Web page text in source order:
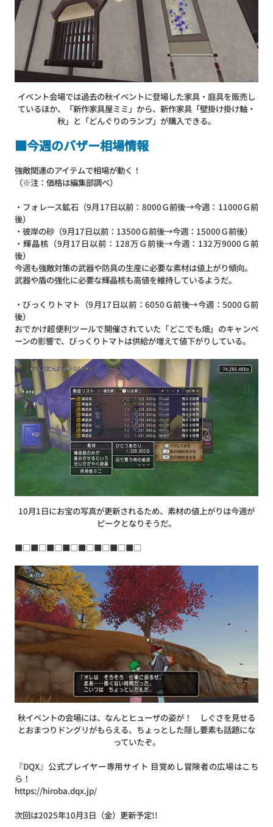
イベント会場では過去の秋イベントに登場した家具・庭具を販売し
ているほか、「新作家具屋ミミ」から、新作家具「壁掛け掛け軸・
秋」と「どんぐりのランプ」が購入できる。
■今週のバザー相場情報
強敵関連のアイテムで相場が動く！
（※注：価格は編集部調べ）
・フォレース鉱石（9月17日以前：8000Ｇ前後→今週：11000Ｇ前
後）
・彼岸の砂（9月17日以前：13500Ｇ前後→今週：15000Ｇ前後）
・輝晶核（9月17日以前：128万Ｇ前後→今週：132万9000Ｇ前
後）
今週も強敵対策の武器や防具の生産に必要な素材は値上がり傾向。
武器や盾の強化に必要な輝晶核も高値を維持しているようだ。
・びっくりトマト（9月17日以前：6050Ｇ前後→今週：5000Ｇ前
後）
おでかけ超便利ツールで開催されていた「どこでも畑」のキャンペ
ーンの影響で、びっくりトマトは供給が増えて値下がりしている。
10月1日にお宝の写真が更新されるため、素材の値上がりは今週が
ピークとなりそうだ。
■□■□■□■□■□■□■□■□
秋イベントの会場には、なんとヒューザの姿が！ しぐさを見せる
とおまつりドングリがもらえる、ちょっとした隠し要素も話題にな
っていたぞ。
『DQX』公式プレイヤー専用サイト 目覚めし冒険者の広場はこち
ら！
https://hiroba.dqx.jp/
次回は2025年10月3日（金）更新予定!!